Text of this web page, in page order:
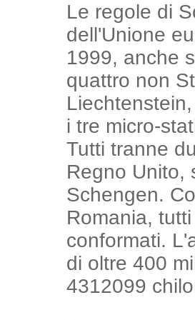
Le regole di
dell'Unione
1999, anche
quattro non
i tre micro-
Tutti tranne
Regno Unito,
Schengen.
Romania,
conformati.
di oltre 400
4312099